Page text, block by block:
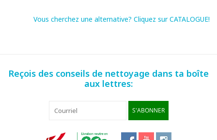
Vous cherchez une alternative? Cliquez sur CATALOGUE!
Reçois des conseils de nettoyage dans ta boîte
aux lettres:
S'ABONNER